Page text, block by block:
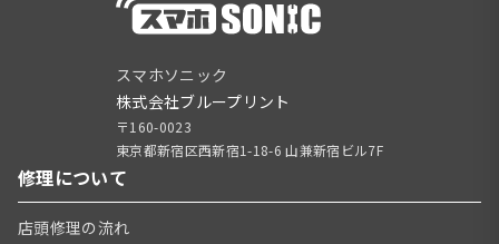
スマホソニック
株式会社ブループリント
〒160-0023
東京都新宿区西新宿1-18-6 山兼新宿ビル7F
修理について
店頭修理の流れ